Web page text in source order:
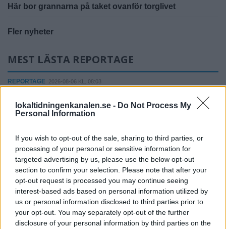
lokaltidningenkanalen.se - Do Not Process My
Personal Information
If you wish to opt-out of the sale, sharing to third parties, or
processing of your personal or sensitive information for
targeted advertising by us, please use the below opt-out
section to confirm your selection. Please note that after your
opt-out request is processed you may continue seeing
interest-based ads based on personal information utilized by
us or personal information disclosed to third parties prior to
your opt-out. You may separately opt-out of the further
disclosure of your personal information by third parties on the
Här bor grannarna på taket ovanför torglivet
Fler nyheter
MEST LÄSTA REPORTAGE
REPORTAGE 2026-08-06 KL. 08:03